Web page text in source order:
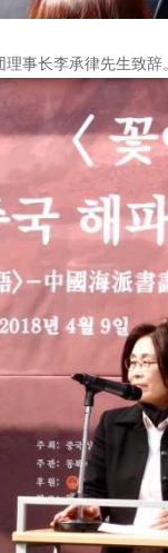
事长李承律先生致辞。